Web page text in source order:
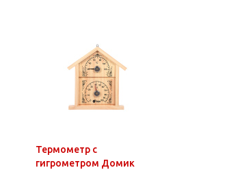
Термометр с
гигрометром Домик